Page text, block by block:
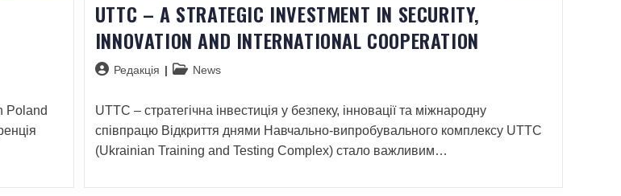
Poland
UTTC – A STRATEGIC INVESTMENT IN SECURITY,
INNOVATION AND INTERNATIONAL COOPERATION
Редакція News
UTTC – стратегічна інвестиція у безпеку, інновації та міжнародну
співпрацю Відкриття днями Навчально-випробувального комплексу UTTC
(Ukrainian Training and Testing Complex) стало важливим…